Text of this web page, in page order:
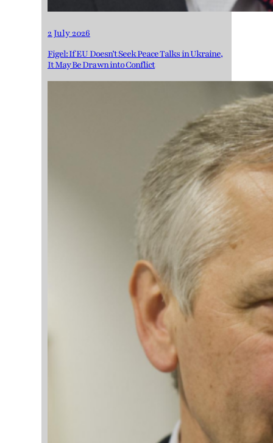
2 July 2026
Figel: If EU Doesn’t Seek Peace Talks in Ukraine,
It May Be Drawn into Conflict